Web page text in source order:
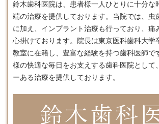
鈴木歯科医院は、患者様一人ひとりに十分な
端の治療を提供しております。​当院では、虫
に加え、 インプラント 治療も行っており、痛
心掛けております。​院長は東京医科歯科大学
教室に在籍し、豊富な経験を持つ歯科医師で
様の快適な毎日をお支えする歯科医院として
ーある治療を提供しております。